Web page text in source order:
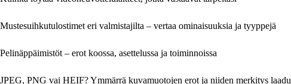
Mustesuihkutulostimet eri valmistajilta – vertaa ominaisuuksia ja tyyppejä
Pelinäppäimistöt – erot koossa, asettelussa ja toiminnoissa
JPEG, PNG vai HEIF? Ymmärrä kuvamuotojen erot ja niiden merkitys